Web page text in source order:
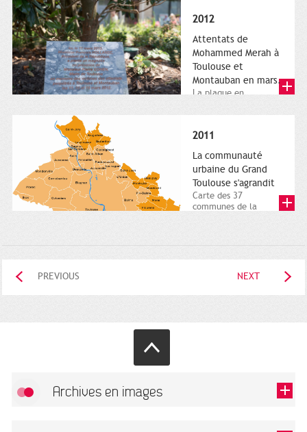
Métropole,
représentant l'anneau
de Moëbius.
2012
Attentats de
Mohammed Merah à
Toulouse et
Montauban en mars.
La plaque en
Charles-de-Gaulle.
2011
La communauté
urbaine du Grand
Toulouse s'agrandit
Carte des 37
communes de la
PREVIOUS NEXT
Archives en images